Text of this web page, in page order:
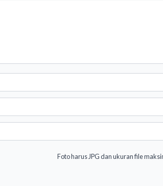
Foto harus JPG dan ukuran file